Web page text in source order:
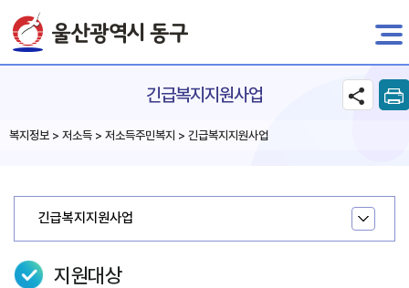
전자민원
긴급복지지원사업
복지정보 > 저소득 > 저소득주민복지 > 긴급복지지원사업
긴급복지지원사업
지원대상